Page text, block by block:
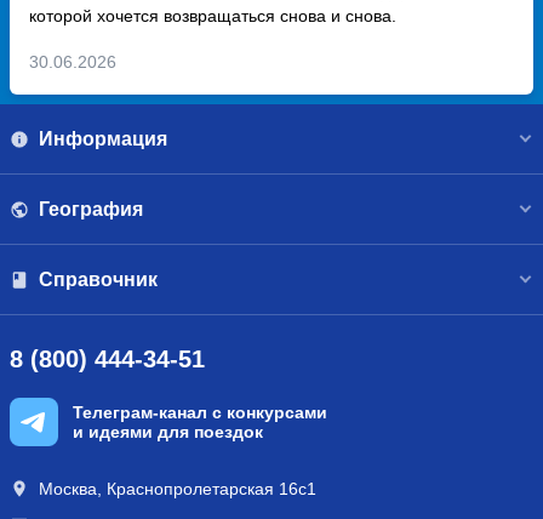
которой хочется возвращаться снова и снова.
30.06.2026
Информация
География
Справочник
8 (800) 444-34-51
Телеграм-канал с конкурсами
и идеями для поездок
Москва, Краснопролетарская 16с1